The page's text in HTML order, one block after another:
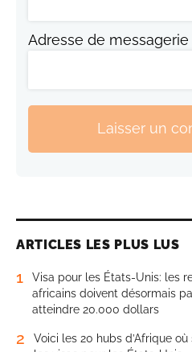
Adresse de messagerie
Laisser un
ARTICLES LES PLUS LUS
1
Visa pour les États-Unis: les
africains doivent désormais
atteindre 20.000 dollars
2
Voici les 20 hubs d’Afrique